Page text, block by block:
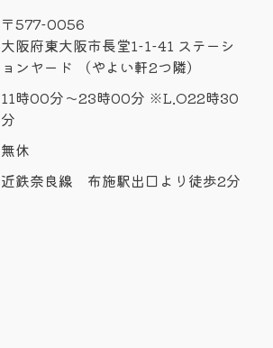
〒577-0056
大阪府東大阪市長堂1-1-41 ステーシ
ョンヤード （やよい軒2つ隣）
11時00分～23時00分 ※L.O22時30
分
無休
近鉄奈良線 布施駅出口より徒歩2分